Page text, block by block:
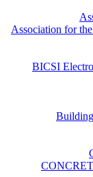
Association for
BICSI